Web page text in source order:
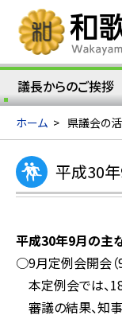
議長からのご挨拶
ホーム > 県議会の
平成30
平成30年9月の主
○9月定例会開会（
本定例会では、
審議の結果、知